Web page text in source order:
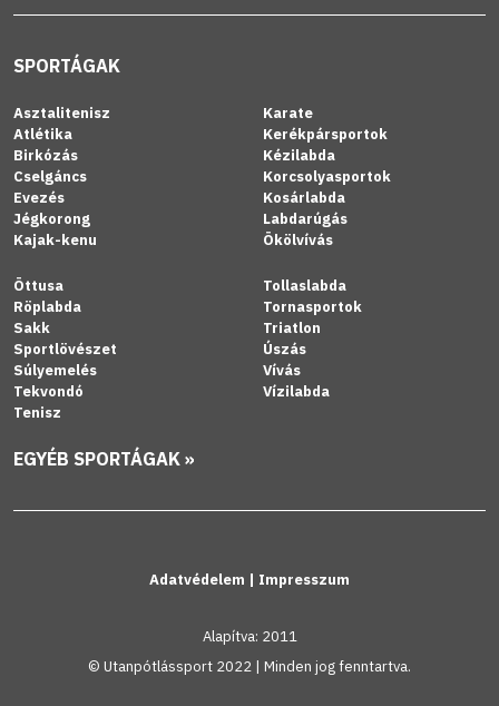
SPORTÁGAK
Asztalitenisz
Atlétika
Birkózás
Cselgáncs
Evezés
Jégkorong
Kajak-kenu
Karate
Kerékpársportok
Kézilabda
Korcsolyasportok
Kosárlabda
Labdarúgás
Ökölvívás
Öttusa
Röplabda
Sakk
Sportlövészet
Súlyemelés
Tekvondó
Tenisz
Tollaslabda
Tornasportok
Triatlon
Úszás
Vívás
Vízilabda
EGYÉB SPORTÁGAK »
Adatvédelem | Impresszum
Alapítva: 2011
© Utanpótlássport 2022 | Minden jog fenntartva.